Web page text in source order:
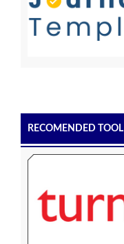
RECOMENDED TOOL